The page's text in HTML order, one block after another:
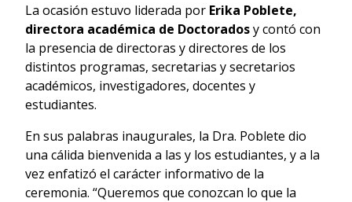
La ocasión estuvo liderada por Erika Poblete,
directora académica de Doctoradosy contó con
la presencia de directoras y directores de los
distintos programas, secretarias y secretarios
académicos, investigadores, docentes y
estudiantes.
En sus palabras inaugurales, la Dra. Poblete dio
una cálida bienvenida a las y los estudiantes, y a la
vez enfatizó el carácter informativo de la
ceremonia. “Queremos que conozcan lo que la